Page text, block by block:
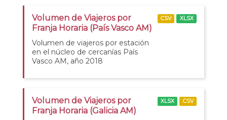
Volumen de Viajeros por
Franja Horaria (País Vasco AM)
Volumen de viajeros por estación
en el núcleo de cercanías País
Vasco AM, año 2018
CSV XLSX
Volumen de Viajeros por
Franja Horaria (Galicia AM)
XLSX CSV